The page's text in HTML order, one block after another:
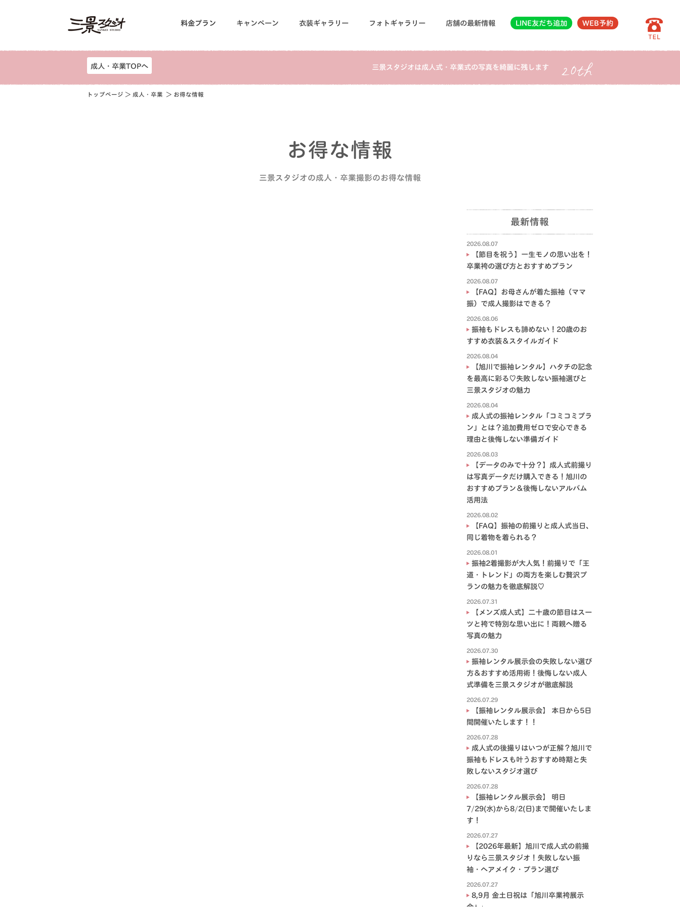
料金プラン キャンペーン 衣装ギャラリー フォトギャラリー 店舗の最新情報 LINE友だち追加 WEB予約
三景スタジオは成人式・卒業式の写真を綺麗に残します
成人・卒業TOPへ
トップページ ＞ 成人・卒業 ＞ お得な情報
お得な情報
三景スタジオの成人・卒業撮影のお得な情報
最新情報
2026.08.07
【節目を祝う】一生モノの思い出を！
卒業袴の選び方とおすすめプラン
2026.08.07
【FAQ】お母さんが着た振袖（ママ
振）で成人撮影はできる？
2026.08.06
振袖もドレスも諦めない！20歳のお
すすめ衣装＆スタイルガイド
2026.08.04
【旭川で振袖レンタル】ハタチの記念
を最高に彩る♡失敗しない振袖選びと
三景スタジオの魅力
2026.08.04
成人式の振袖レンタル「コミコミプラ
ン」とは？追加費用ゼロで安心できる
理由と後悔しない準備ガイド
2026.08.03
【データのみで十分？】成人式前撮り
は写真データだけ購入できる！旭川の
おすすめプラン＆後悔しないアルバム
活用法
2026.08.02
【FAQ】振袖の前撮りと成人式当日、
同じ着物を着られる？
2026.08.01
振袖2着撮影が大人気！前撮りで「王
道・トレンド」の両方を楽しむ贅沢プ
ランの魅力を徹底解説♡
2026.07.31
【メンズ成人式】二十歳の節目はスー
ツと袴で特別な思い出に！両親へ贈る
写真の魅力
2026.07.30
振袖レンタル展示会の失敗しない選び
方＆おすすめ活用術！後悔しない成人
式準備を三景スタジオが徹底解説
2026.07.29
【振袖レンタル展示会】 本日から5日
間開催いたします！！
2026.07.28
成人式の後撮りはいつが正解？旭川で
振袖もドレスも叶うおすすめ時期と失
敗しないスタジオ選び
2026.07.28
【振袖レンタル展示会】 明日
7/29(水)から8/2(日)まで開催いたしま
す！
2026.07.27
【2026年最新】旭川で成人式の前撮
りなら三景スタジオ！失敗しない振
袖・ヘアメイク・プラン選び
2026.07.27
8,9月 金土日祝は「旭川卒業袴展示